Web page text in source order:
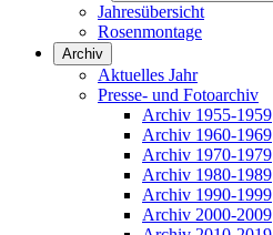
Jahresübersicht
Rosenmontage
Archiv
Aktuelles Jahr
Presse- und Fotoarchiv
Archiv 1955-1959
Archiv 1960-1969
Archiv 1970-1979
Archiv 1980-1989
Archiv 1990-1999
Archiv 2000-2009